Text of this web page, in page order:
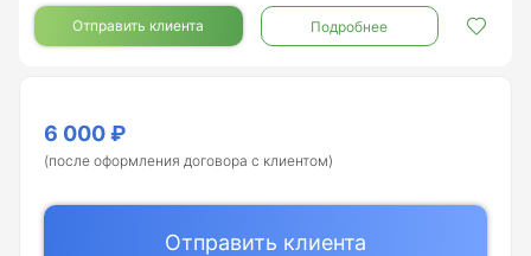
6 000 ₽
(после оформления договора с клиентом)
Отправить клиента
Отправить клиента Подробнее